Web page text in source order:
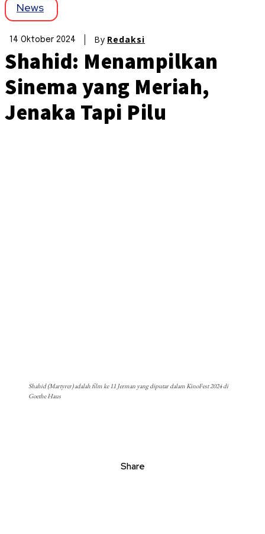
News
14 Oktober 2024 By Redaksi
Shahid: Menampilkan
Sinema yang Meriah,
Jenaka Tapi Pilu
Shahid (Martyrer) adalah film ke 11 Jerman yang diputar dalam KinoFest 2024 di
Goethe Haus
Share